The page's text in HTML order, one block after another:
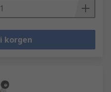
korgen